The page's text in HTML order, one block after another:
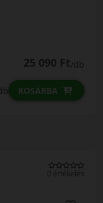
25 090 Ft/db
KOSÁRBA
0 értékelés